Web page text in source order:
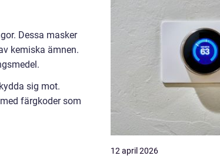
Dessa masker
kemiska ämnen.
sig mot.
färgkoder som
12 april 2026